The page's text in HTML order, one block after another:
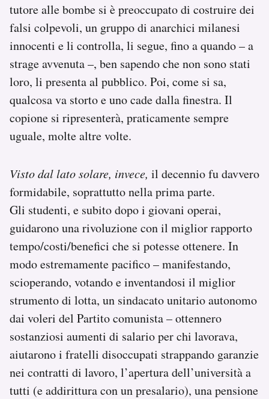
tutore alle bombe si è preoccupato di costruire dei
falsi colpevoli, un gruppo di anarchici milanesi
innocenti e li controlla, li segue, fino a quando – a
strage avvenuta –, ben sapendo che non sono stati
loro, li presenta al pubblico. Poi, come si sa,
qualcosa va storto e uno cade dalla finestra. Il
copione si ripresenterà, praticamente sempre
uguale, molte altre volte.
Visto dal lato solare, invece, il decennio fu davvero
formidabile, soprattutto nella prima parte.
Gli studenti, e subito dopo i giovani operai,
guidarono una rivoluzione con il miglior rapporto
tempo/costi/benefici che si potesse ottenere. In
modo estremamente pacifico – manifestando,
scioperando, votando e inventandosi il miglior
strumento di lotta, un sindacato unitario autonomo
dai voleri del Partito comunista – ottennero
sostanziosi aumenti di salario per chi lavorava,
aiutarono i fratelli disoccupati strappando garanzie
nei contratti di lavoro, l’apertura dell’università a
tutti (e addirittura con un presalario), una pensione